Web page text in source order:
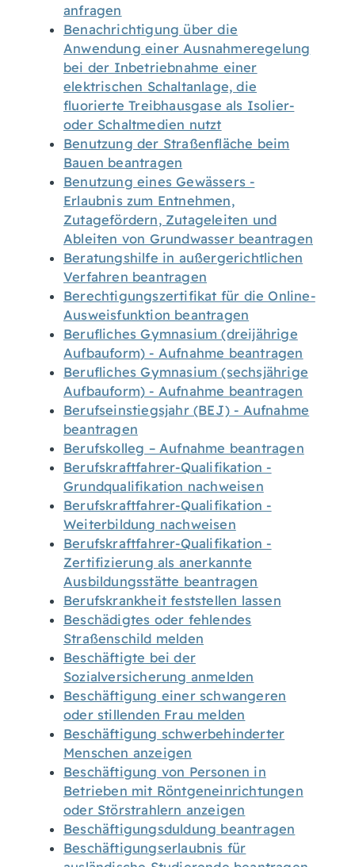
anfragen
Benachrichtigung über die
Anwendung einer Ausnahmeregelung
bei der Inbetriebnahme einer
elektrischen Schaltanlage, die
fluorierte Treibhausgase als Isolier-
oder Schaltmedien nutzt
Benutzung der Straßenfläche beim
Bauen beantragen
Benutzung eines Gewässers -
Erlaubnis zum Entnehmen,
Zutagefördern, Zutageleiten und
Ableiten von Grundwasser beantragen
Beratungshilfe in außergerichtlichen
Verfahren beantragen
Berechtigungszertifikat für die Online-
Ausweisfunktion beantragen
Berufliches Gymnasium (dreijährige
Aufbauform) - Aufnahme beantragen
Berufliches Gymnasium (sechsjährige
Aufbauform) - Aufnahme beantragen
Berufseinstiegsjahr (BEJ) - Aufnahme
beantragen
Berufskolleg – Aufnahme beantragen
Berufskraftfahrer-Qualifikation -
Grundqualifikation nachweisen
Berufskraftfahrer-Qualifikation -
Weiterbildung nachweisen
Berufskraftfahrer-Qualifikation -
Zertifizierung als anerkannte
Ausbildungsstätte beantragen
Berufskrankheit feststellen lassen
Beschädigtes oder fehlendes
Straßenschild melden
Beschäftigte bei der
Sozialversicherung anmelden
Beschäftigung einer schwangeren
oder stillenden Frau melden
Beschäftigung schwerbehinderter
Menschen anzeigen
Beschäftigung von Personen in
Betrieben mit Röntgeneinrichtungen
oder Störstrahlern anzeigen
Beschäftigungsduldung beantragen
Beschäftigungserlaubnis für